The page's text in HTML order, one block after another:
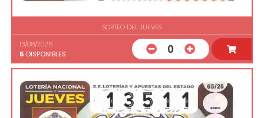
SORTEO DEL JUEVES
13/08/2026
5 DISPONIBLES 0